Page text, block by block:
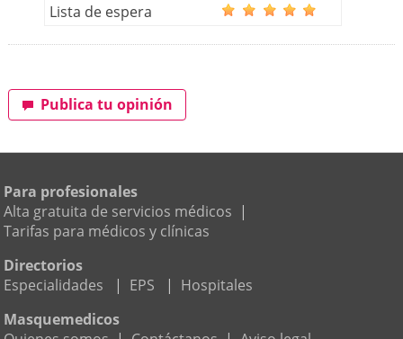
Lista de espera
Publica tu opinión
Para profesionales
Alta gratuita de servicios médicos |
Tarifas para médicos y clínicas
Directorios
Especialidades
| EPS | Hospitales
Masquemedicos